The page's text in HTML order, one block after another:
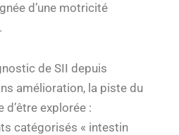
d’une motricité
de SII depuis
amélioration, la piste du
explorée :
catégorisés « intestin